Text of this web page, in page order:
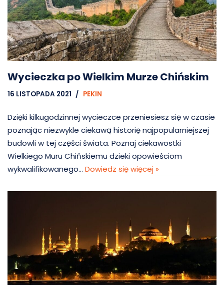
Wycieczka po Wielkim Murze Chińskim
16 LISTOPADA 2021 PEKIN
Dzięki kilkugodzinnej wycieczce przeniesiesz się w czasie
poznając niezwykle ciekawą historię najpopularniejszej
budowli w tej części świata. Poznaj ciekawostki
Wielkiego Muru Chińskiemu dzieki opowieściom
wykwalifikowanego… Dowiedz się więcej »